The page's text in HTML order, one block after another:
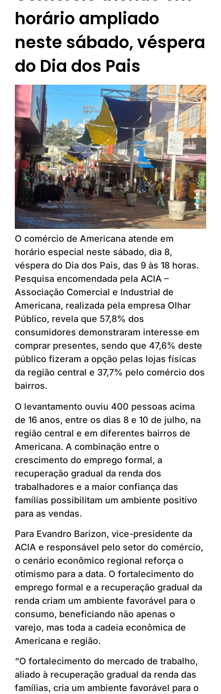
horário ampliado
neste sábado, véspera
do Dia dos Pais
O comércio de Americana atende em
horário especial neste sábado, dia 8,
véspera do Dia dos Pais, das 9 às 18 horas.
Pesquisa encomendada pela ACIA –
Associação Comercial e Industrial de
Americana, realizada pela empresa Olhar
Público, revela que 57,8% dos
consumidores demonstraram interesse em
comprar presentes, sendo que 47,6% deste
público fizeram a opção pelas lojas físicas
da região central e 37,7% pelo comércio dos
bairros.
O levantamento ouviu 400 pessoas acima
de 16 anos, entre os dias 8 e 10 de julho, na
região central e em diferentes bairros de
Americana. A combinação entre o
crescimento do emprego formal, a
recuperação gradual da renda dos
trabalhadores e a maior confiança das
famílias possibilitam um ambiente positivo
para as vendas.
Para Evandro Barizon, vice-presidente da
ACIA e responsável pelo setor do comércio,
o cenário econômico regional reforça o
otimismo para a data. O fortalecimento do
emprego formal e a recuperação gradual da
renda criam um ambiente favorável para o
consumo, beneficiando não apenas o
varejo, mas toda a cadeia econômica de
Americana e região.
“O fortalecimento do mercado de trabalho,
aliado à recuperação gradual da renda das
famílias, cria um ambiente favorável para o